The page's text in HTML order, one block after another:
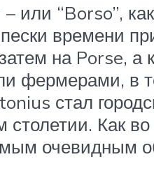
или “Borso”,
времени
на Porse, а
фермерами, в
стал
Как во
очевидным